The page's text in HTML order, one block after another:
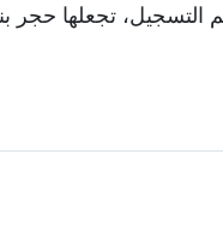
تجعلها حجر بناء